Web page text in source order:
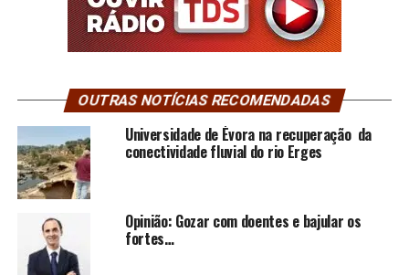
OUTRAS NOTÍCIAS RECOMENDADAS
Universidade de Évora na recuperação da
conectividade fluvial do rio Erges
Opinião: Gozar com doentes e bajular os
fortes…